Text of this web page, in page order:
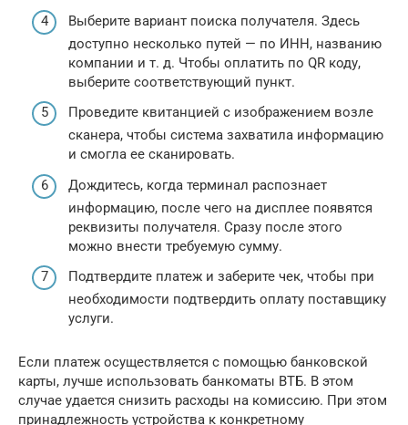
Выберите вариант поиска получателя. Здесь
доступно несколько путей — по ИНН, названию
компании и т. д. Чтобы оплатить по QR коду,
выберите соответствующий пункт.
Проведите квитанцией с изображением возле
сканера, чтобы система захватила информацию
и смогла ее сканировать.
Дождитесь, когда терминал распознает
информацию, после чего на дисплее появятся
реквизиты получателя. Сразу после этого
можно внести требуемую сумму.
Подтвердите платеж и заберите чек, чтобы при
необходимости подтвердить оплату поставщику
услуги.
Если платеж осуществляется с помощью банковской
карты, лучше использовать банкоматы ВТБ. В этом
случае удается снизить расходы на комиссию. При этом
принадлежность устройства к конкретному